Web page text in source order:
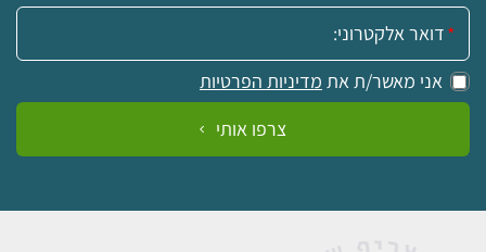
אימייל:
אני מאשר/ת את מדיניות הפרטיות
צרפו אותי